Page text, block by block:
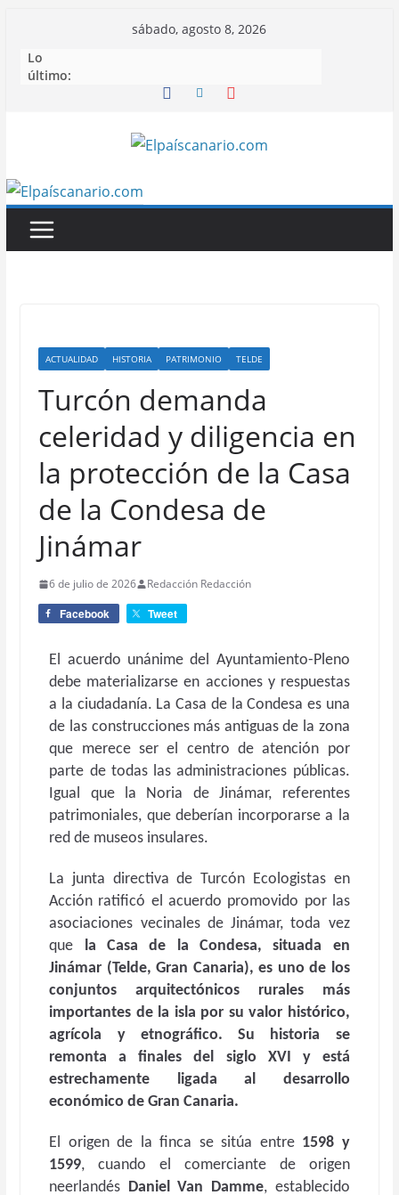
contenido
sábado, agosto 8, 2026
Lo
último:
ACTUALIDAD HISTORIA PATRIMONIO TELDE
Turcón demanda
celeridad y diligencia en
la protección de la Casa
de la Condesa de
Jinámar
6 de julio de 2026 Redacción Redacción
Facebook Tweet
El acuerdo unánime del Ayuntamiento-Pleno
debe materializarse en acciones y respuestas
a la ciudadanía. La Casa de la Condesa es una
de las construcciones más antiguas de la zona
que merece ser el centro de atención por
parte de todas las administraciones públicas.
Igual que la Noria de Jinámar, referentes
patrimoniales, que deberían incorporarse a la
red de museos insulares.
La junta directiva de Turcón Ecologistas en
Acción ratificó el acuerdo promovido por las
asociaciones vecinales de Jinámar, toda vez
que la Casa de la Condesa, situada en
Jinámar (Telde, Gran Canaria), es uno de los
conjuntos arquitectónicos rurales más
importantes de la isla por su valor histórico,
agrícola y etnográfico. Su historia se
remonta a finales del siglo XVI y está
estrechamente ligada al desarrollo
económico de Gran Canaria.
El origen de la finca se sitúa entre 1598 y
1599, cuando el comerciante de origen
neerlandés Daniel Van Damme, establecido